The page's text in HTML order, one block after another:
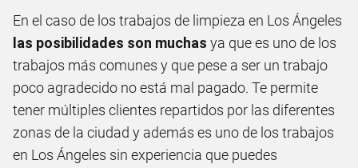
En el caso de los trabajos de limpieza en Los Ángeles
las posibilidades son muchas ya que es uno de los
trabajos más comunes y que pese a ser un trabajo
poco agradecido no está mal pagado. Te permite
tener múltiples clientes repartidos por las diferentes
zonas de la ciudad y además es uno de los trabajos
en Los Ángeles sin experiencia que puedes